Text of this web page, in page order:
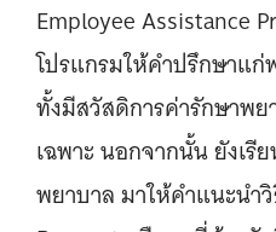
Employee Assistance
โปรแกรมให้คำปรึกษาแก่
ทั้งมีสวัสดิการค่ารักษาพ
เฉพาะ นอกจากนั้น ยังเ
พยาบาล มาให้คำแนะนำ